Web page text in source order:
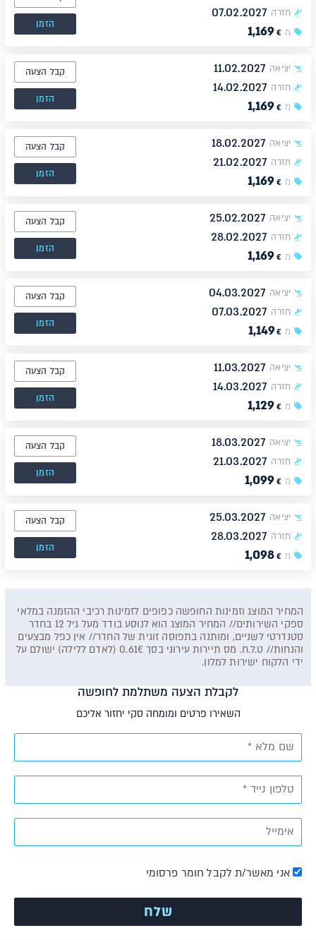
חזרה 07.02.2027
מ 1,169 €
הזמן
יציאה 11.02.2027
חזרה 14.02.2027
מ 1,169 €
קבל הצעה
הזמן
יציאה 18.02.2027
חזרה 21.02.2027
מ 1,169 €
קבל הצעה
הזמן
יציאה 25.02.2027
חזרה 28.02.2027
מ 1,169 €
קבל הצעה
הזמן
יציאה 04.03.2027
חזרה 07.03.2027
מ 1,149 €
קבל הצעה
הזמן
יציאה 11.03.2027
חזרה 14.03.2027
מ 1,129 €
קבל הצעה
הזמן
יציאה 18.03.2027
חזרה 21.03.2027
מ 1,099 €
קבל הצעה
הזמן
יציאה 25.03.2027
חזרה 28.03.2027
מ 1,098 €
קבל הצעה
הזמן
המחיר המוצג וזמינות החופשה כפופים לזמינות רכיבי ההזמנה במלאי
ספקי השירותים// המחיר המוצג הוא לנוסע בודד מעל גיל 12 בחדר
סטנדרטי לשניים, ומותנה בתפוסה זוגית של החדר// אין כפל מבצעים
והנחות// ט.ל.ח. מס תיירות עירוני בסך 0.61€ (לאדם ללילה) ישולם על
ידי הלקוח ישירות למלון.
לקבלת הצעה משתלמת לחופשה
השאירו פרטים ומומחה סקי יחזור אליכם
אני מאשר/ת לקבל חומר פרסומי